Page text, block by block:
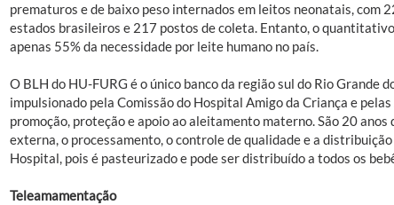
prematuros e de baixo peso internados em leitos neonatais, com
estados brasileiros e 217 postos de coleta. Entanto, o
apenas 55% da necessidade por leite humano no país.
O BLH do HU-FURG é o único banco da região sul do Rio Grande
impulsionado pela Comissão do Hospital Amigo da Criança e
promoção, proteção e apoio ao aleitamento materno. São 20
externa, o processamento, o controle de qualidade e a
Hospital, pois é pasteurizado e pode ser distribuído a todos os
Teleamamentação